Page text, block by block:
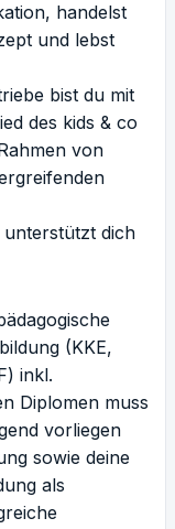
handelst
und lebst
bist du mit
des kids & co
von
dich
(KKE,
inkl.
Diplomen muss
vorliegen
sowie deine
als